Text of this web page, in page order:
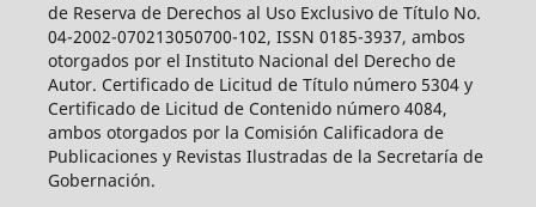
de Reserva de Derechos al Uso Exclusivo de Título No.
04-2002-070213050700-102, ISSN 0185-3937, ambos
otorgados por el Instituto Nacional del Derecho de
Autor. Certificado de Licitud de Título número 5304 y
Certificado de Licitud de Contenido número 4084,
ambos otorgados por la Comisión Calificadora de
Publicaciones y Revistas Ilustradas de la Secretaría de
Gobernación.